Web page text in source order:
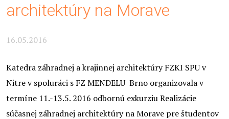
architektúry na Morave
16.05.2016
Katedra záhradnej a krajinnej architektúry FZKI SPU v
Nitre v spoluráci s FZ MENDELU Brno organizovala v
termíne 11.-13.5. 2016 odbornú exkurziu Realizácie
súčasnej záhradnej architektúry na Morave pre študentov